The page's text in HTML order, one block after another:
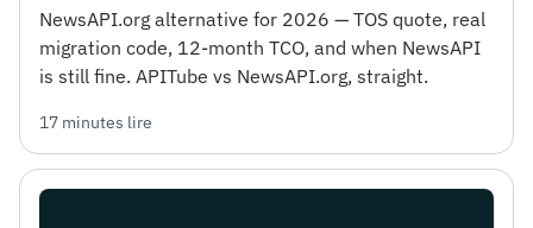
NewsAPI.org alternative for 2026 — TOS quote, real
migration code, 12-month TCO, and when NewsAPI
is still fine. APITube vs NewsAPI.org, straight.
17 minutes lire